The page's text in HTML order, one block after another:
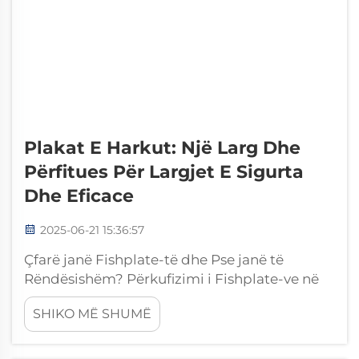
Plakat E Harkut: Një Larg Dhe
Përfitues Për Largjet E Sigurta
Dhe Eficace
2025-06-21 15:36:57
Çfarë janë Fishplate-të dhe Pse janë të
Rëndësishëm? Përkufizimi i Fishplate-ve në
Infrastrukturën Hekurudhore Fishplate-të,
pllakat e bashkimit apo lidhjet e binave janë
pjesë të rëndësishme në sistemin
SHIKO MË SHUMË